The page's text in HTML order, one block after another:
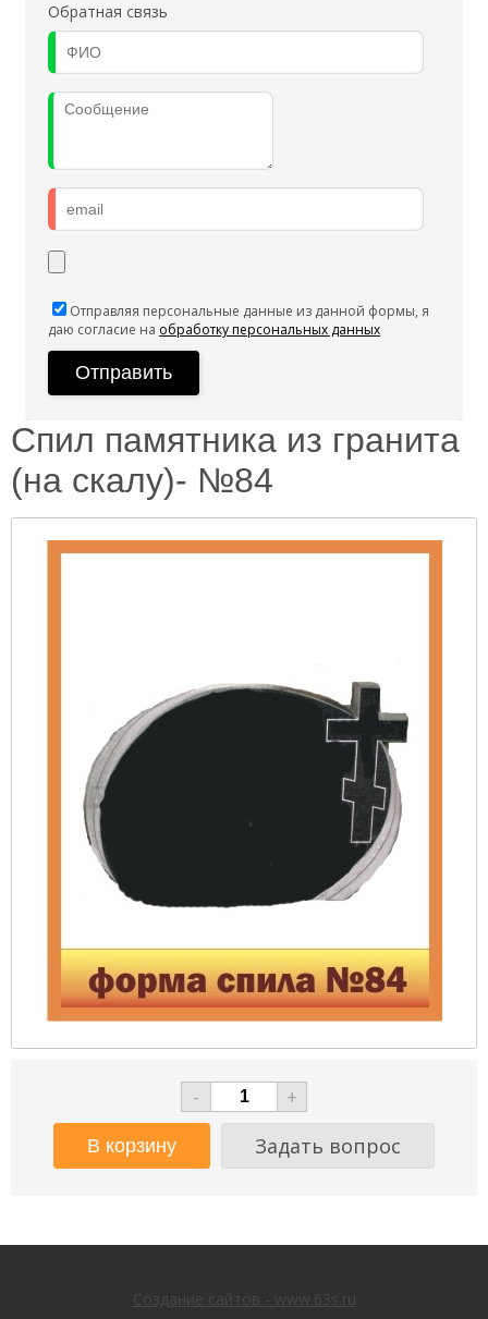
Обратная связь
Отправляя персональные данные из данной формы, я
даю согласие на обработку персональных данных
Спил памятника из гранита
(на скалу)- №84
-
+
Задать вопрос
Создание сайтов - www.63s.ru